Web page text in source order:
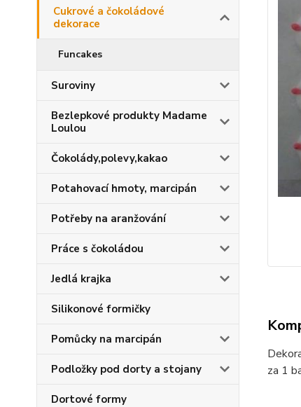
Cukrové a čokoládové
dekorace
Funcakes
Suroviny
Bezlepkové produkty Madame
Loulou
Čokolády,polevy,kakao
Potahovací hmoty, marcipán
Potřeby na aranžování
Práce s čokoládou
Jedlá krajka
Silikonové formičky
Pomůcky na marcipán
Podložky pod dorty a stojany
Dortové formy
za 1